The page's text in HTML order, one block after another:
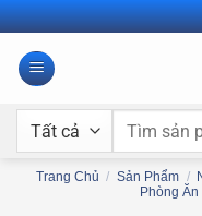
Bỏ
qua
nội
Tìm
Trang Chủ / Sản Phẩm /
Phòng Ăn